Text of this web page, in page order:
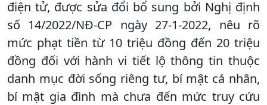
điện tử, được sửa đổi bổ sung bởi Nghị định
số 14/2022/NĐ-CP ngày 27-1-2022, nêu rõ
mức phạt tiền từ 10 triệu đồng đến 20 triệu
đồng đối với hành vi tiết lộ thông tin thuộc
danh mục đời sống riêng tư, bí mật cá nhân,
bí mật gia đình mà chưa đến mức truy cứu